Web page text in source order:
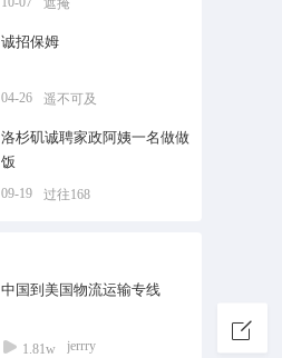
遮掩
诚招保姆
04-26 遥不可及
洛杉矶诚聘家政阿姨一名做做
饭
09-19 过往168
中国到美国物流运输专线
1.81w jerrry